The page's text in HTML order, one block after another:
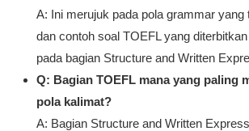
A: Ini merujuk pada pola grammar yang
dan contoh soal TOEFL yang
pada bagian Structure and Written
Q: Bagian TOEFL mana yang paling
pola kalimat?
A: Bagian Structure and Written